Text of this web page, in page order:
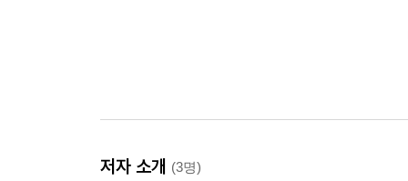
저자 소개 (3명)